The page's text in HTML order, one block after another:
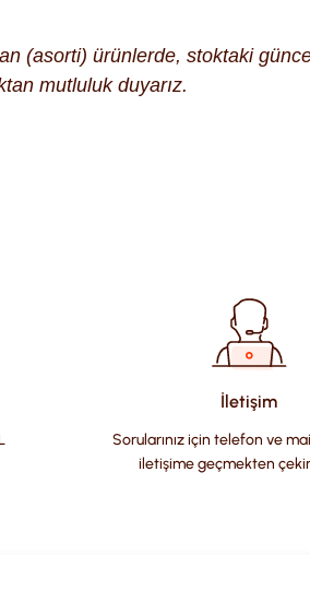
(asorti) ürünlerde, stoktaki
mutluluk duyarız.
İletişim
Sorularınız için telefon ve
iletişime geçmekten